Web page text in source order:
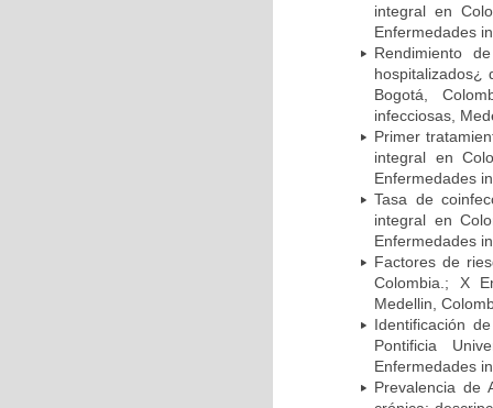
integral en
Enfermedades
Rendimiento
hospitalizados¿
Bogotá,
infecciosas,
Primer
integral en
Enfermedades
Tasa de
integral en
Enfermedades
Factores de
Colombia.; X
Medellin,
Identificación
Pontificia
Enfermedades
Prevalencia de